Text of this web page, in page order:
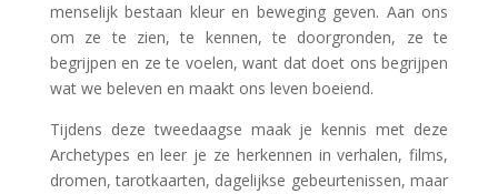
menselijk bestaan kleur en beweging geven. Aan ons
om ze te zien, te kennen, te doorgronden, ze te
begrijpen en ze te voelen, want dat doet ons begrijpen
wat we beleven en maakt ons leven boeiend.
Tijdens deze tweedaagse maak je kennis met deze
Archetypes en leer je ze herkennen in verhalen, films,
dromen, tarotkaarten, dagelijkse gebeurtenissen, maar